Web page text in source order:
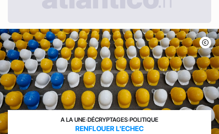
A LA UNE›DÉCRYPTAGES›POLITIQUE
RENFLOUER L'ECHEC